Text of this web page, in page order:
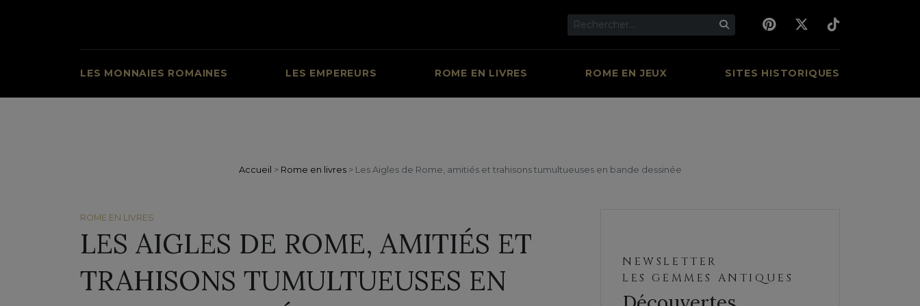
LES MONNAIES ROMAINES LES EMPEREURS ROME EN LIVRES ROME EN JEUX SITES HISTORIQUES
Accueil > Rome en livres> Les Aigles de Rome, amitiés et trahisons tumultueuses en bande dessinée
ROME EN LIVRES
LES AIGLES DE ROME, AMITIÉS ET
TRAHISONS TUMULTUEUSES EN
NEWSLETTER
LES GEMMES ANTIQUES